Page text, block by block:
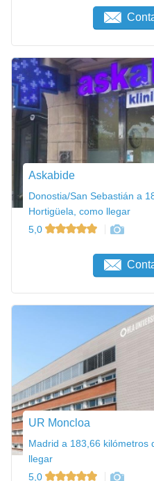
Askabide
Donostia/San Sebastián a
Hortigüela, como llegar
5,0
UR Moncloa
Madrid a 183,66 kilómetros
llegar
5,0